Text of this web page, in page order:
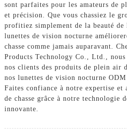
sont parfaites pour les amateurs de
et précision. Que vous chassiez le
profitiez simplement de la beauté de
lunettes de vision nocturne
chasse comme jamais auparavant.
Products Technology Co., Ltd.,
nos clients des produits de plein air
nos lunettes de vision nocturne ODM
Faites confiance à notre expertise et
de chasse grâce à notre technologie
innovante.